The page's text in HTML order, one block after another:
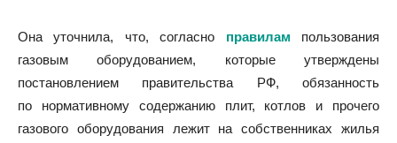
Она уточнила, что, согласно правилам пользования
газовым оборудованием, которые утверждены
постановлением правительства РФ, обязанность
по нормативному содержанию плит, котлов и прочего
газового оборудования лежит на собственниках жилья